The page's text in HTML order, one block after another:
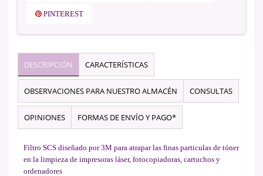
PINTEREST
DESCRIPCIÓN CARACTERÍSTICAS
OBSERVACIONES PARA NUESTRO ALMACÉN CONSULTAS
OPINIONES FORMAS DE ENVÍO Y PAGO*
Filtro SCS diseñado por 3M para atrapar las finas particulas de tóner
en la limpieza de impresoras láser, fotocopiadoras, cartuchos y
ordenadores